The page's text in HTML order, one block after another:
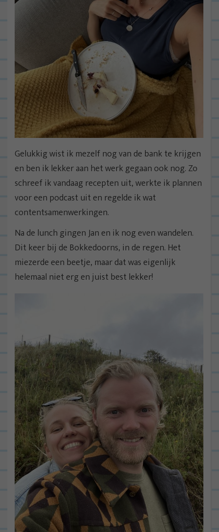
Gelukkig wist ik mezelf nog van de bank te krijgen
en ben ik lekker aan het werk gegaan ook nog. Zo
schreef ik vandaag recepten uit, werkte ik plannen
voor een podcast uit en regelde ik wat
contentsamenwerkingen.
Na de lunch gingen Jan en ik nog even wandelen.
Dit keer bij de Bokkedoorns, in de regen. Het
miezerde een beetje, maar dat was eigenlijk
helemaal niet erg en juist best lekker!